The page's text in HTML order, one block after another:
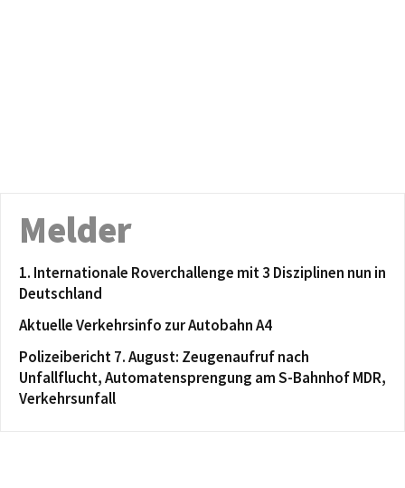
Melder
1. Internationale Roverchallenge mit 3 Disziplinen nun in
Deutschland
Aktuelle Verkehrsinfo zur Autobahn A4
Polizeibericht 7. August: Zeugenaufruf nach
Unfallflucht, Automatensprengung am S-Bahnhof MDR,
Verkehrsunfall